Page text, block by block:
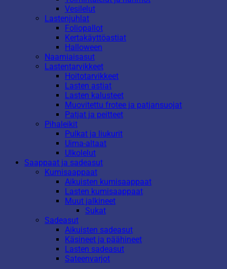
Vesilelut
Lastenjuhlat
Foliopallot
Kertakäyttöastiat
Halloween
Naamiaisasut
Lastentarvikkeet
Hoitotarvikkeet
Lasten astiat
Lasten kalusteet
Muovitettu frotee ja patjansuojat
Patjat ja peitteet
Pihaleikit
Pulkat ja liukurit
Uima-altaat
Ulkolelut
Saappaat ja sadeasut
Kumisaappaat
Aikuisten kumisaappaat
Lasten kumisaappaat
Muut jalkineet
Sukat
Sadeasut
Aikuisten sadeasut
Käsineet ja päähineet
Lasten sadeasut
Sateenvarjot